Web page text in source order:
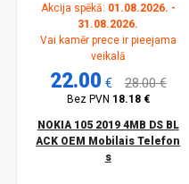
Akcija spēkā: 01.08.2026. -
31.08.2026.
Vai kamēr prece ir pieejama
veikalā
22.00 € 28.00 €
Bez PVN 18.18 €
NOKIA 105 2019 4MB DS BL
ACK OEM Mobilais Telefon
s